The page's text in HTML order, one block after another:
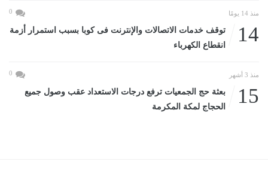
منذ 14 يومًا 0
14
توقف خدمات الاتصالات والإنترنت فى كوبا بسبب استمرار أزمة
انقطاع الكهرباء
منذ 3 أشهر 0
15
بعثة حج الجمعيات ترفع درجات الاستعداد عقب وصول جميع
الحجاج لمكة المكرمة